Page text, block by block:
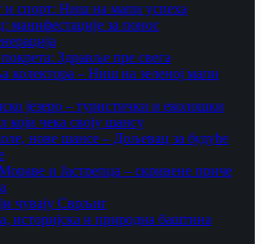
и спорт: Ниш на мапи успеха
манифестације за понос
Здравље пре свега
колектора – Ниш на зеленој мапи
језеро – туристички и еколошки
који чека своју шансу
нове шансе – Дољевац за будуће
и Јастрепца – скривене приче
чувају Сврљиг
историјска и природна баштина